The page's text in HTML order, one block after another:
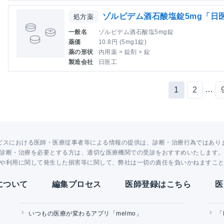
処方薬 ゾルピデム酒石酸塩錠5mg「日
一般名
ゾルピデム酒石酸塩5mg錠
薬価
10.8円 (5mg1錠)
薬の形状
内用薬 > 錠剤 > 錠
製造会社
日医工
1 2 …
スにおける医師・医療従事者等による情報の提供は、診断・治療行為ではあり
診断・治療を必要とする方は、適切な医療機関での受診をおすすめいたします。
利用に関して発生した損害等に関して、弊社は一切の責任を負いかねますこ
ついて 編集プロセス 医師登録はこちら
いつもの医療が変わるアプリ「melmo」